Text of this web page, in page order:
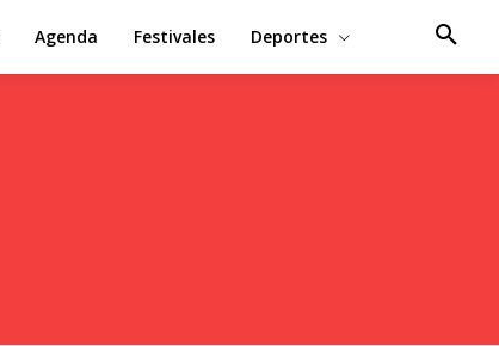
Agenda Festivales Deportes